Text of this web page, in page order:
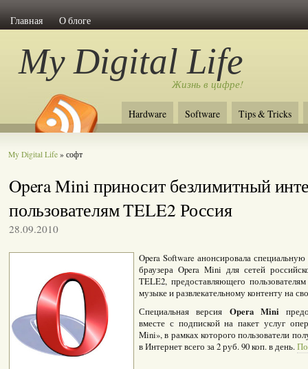
Главная О блоге
My Digital Life
Жизнь в цифре!
Hardware Software Tips & Tricks
My Digital Life » софт
Opera Mini приносит безлимитный
пользователям TELE2 Россия
28.09.2010
Opera Software анонсировала
браузера Opera Mini для сетей
TELE2, предоставляющего
музыке и развлекательному контенту на
Специальная версия Opera Mini
вместе с подпиской на пакет услуг
Mini», в рамках которого пользователи
в Интернет всего за 2 руб. 90 коп. в день.